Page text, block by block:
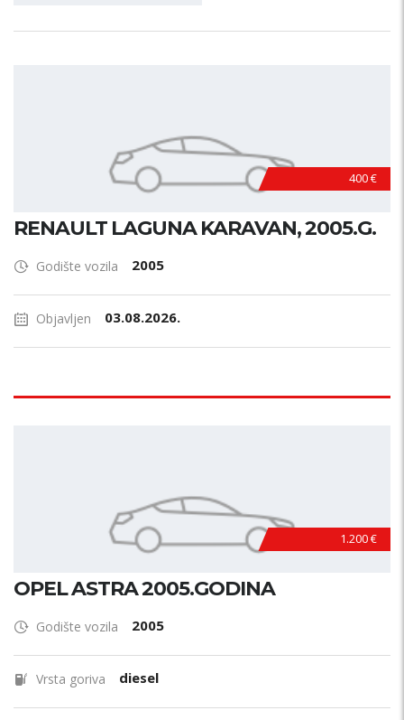
400 €
RENAULT LAGUNA KARAVAN, 2005.G.
Godište vozila 2005
Objavljen 03.08.2026.
1.200 €
OPEL ASTRA 2005.GODINA
Godište vozila 2005
Vrsta goriva diesel